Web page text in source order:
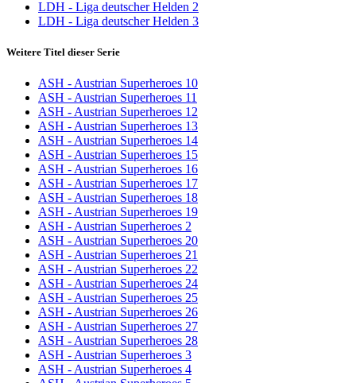
LDH - Liga deutscher Helden 2
LDH - Liga deutscher Helden 3
Weitere Titel dieser Serie
ASH - Austrian Superheroes 10
ASH - Austrian Superheroes 11
ASH - Austrian Superheroes 12
ASH - Austrian Superheroes 13
ASH - Austrian Superheroes 14
ASH - Austrian Superheroes 15
ASH - Austrian Superheroes 16
ASH - Austrian Superheroes 17
ASH - Austrian Superheroes 18
ASH - Austrian Superheroes 19
ASH - Austrian Superheroes 2
ASH - Austrian Superheroes 20
ASH - Austrian Superheroes 21
ASH - Austrian Superheroes 22
ASH - Austrian Superheroes 24
ASH - Austrian Superheroes 25
ASH - Austrian Superheroes 26
ASH - Austrian Superheroes 27
ASH - Austrian Superheroes 28
ASH - Austrian Superheroes 3
ASH - Austrian Superheroes 4